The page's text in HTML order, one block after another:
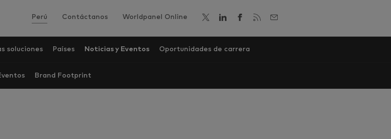
Perú Contáctanos Worldpanel Online
soluciones Países Noticias y Eventos
Oportunidades de carrera
Brand Footprint